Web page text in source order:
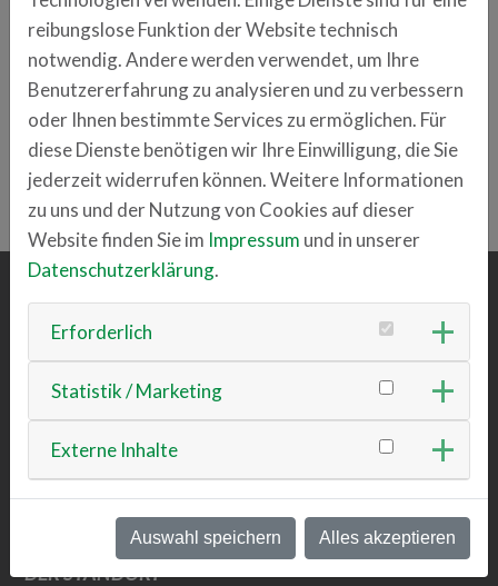
Ansprechpartner
Willi Wang
willi.wang
sinofuse.com
ZURÜCK ZUR ÜBERSICHT
ÜBER UNS
Team
Vision & Mission
Werte
Werte Detailansicht
DER STANDORT
reibungslose Funktion der Website technisch
notwendig. Andere werden verwendet, um Ihre
Benutzererfahrung zu analysieren und zu verbessern
oder Ihnen bestimmte Services zu ermöglichen. Für
diese Dienste benötigen wir Ihre Einwilligung, die Sie
jederzeit widerrufen können. Weitere Informationen
zu uns und der Nutzung von Cookies auf dieser
Website finden Sie im Impressum und in unserer
Datenschutzerklärung.
Erforderlich
Statistik / Marketing
Externe Inhalte
Auswahl speichern Alles akzeptieren